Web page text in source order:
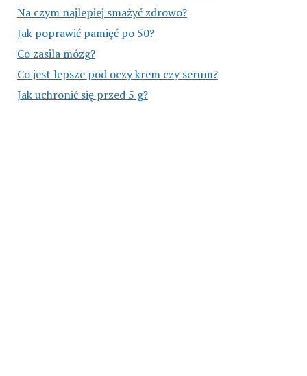
Na czym najlepiej smażyć zdrowo?
Jak poprawić pamięć po 50?
Co zasila mózg?
Co jest lepsze pod oczy krem czy serum?
Jak uchronić się przed 5 g?